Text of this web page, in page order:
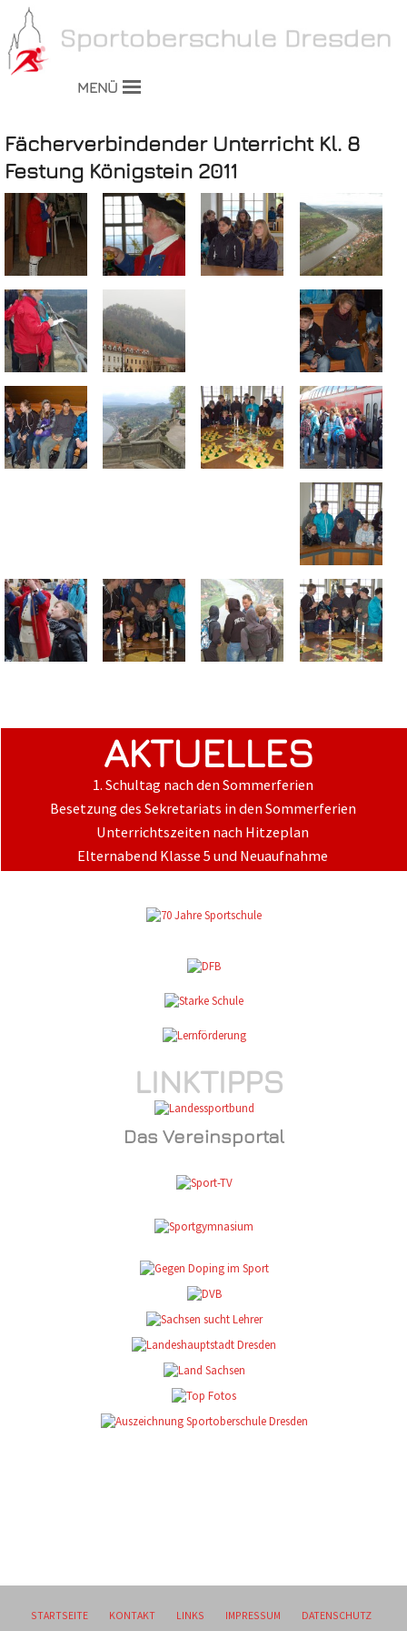
MENÜ
Fächerverbindender Unterricht Kl. 8
Festung Königstein 2011
AKTUELLES
1. Schultag nach den Sommerferien
Besetzung des Sekretariats in den Sommerferien
Unterrichtszeiten nach Hitzeplan
Elternabend Klasse 5 und Neuaufnahme
LINKTIPPS
Das Vereinsportal
STARTSEITE KONTAKT LINKS IMPRESSUM DATENSCHUTZ